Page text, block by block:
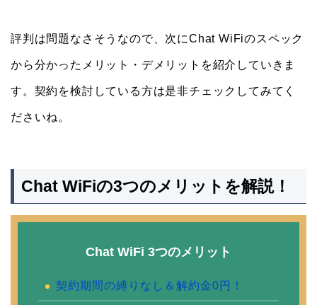
評判は問題なさそうなので、次にChat WiFiのスペック
から分かったメリット・デメリットを紹介していきま
す。契約を検討している方は是非チェックしてみてく
ださいね。
Chat WiFiの3つのメリットを解説！
Chat WiFi 3つのメリット
契約期間の縛りなし＆解約金0円！